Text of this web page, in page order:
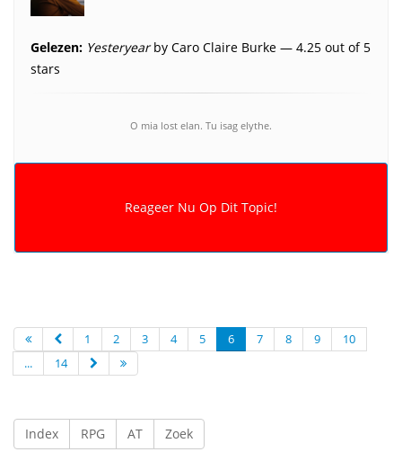
Gelezen: Yesteryearby Caro Claire Burke — 4.25 out of 5
stars
O mia lost elan. Tu isag elythe.
1 2 3 4 5 6 7 8 9
10
...
14
Index RPG AT Zoek